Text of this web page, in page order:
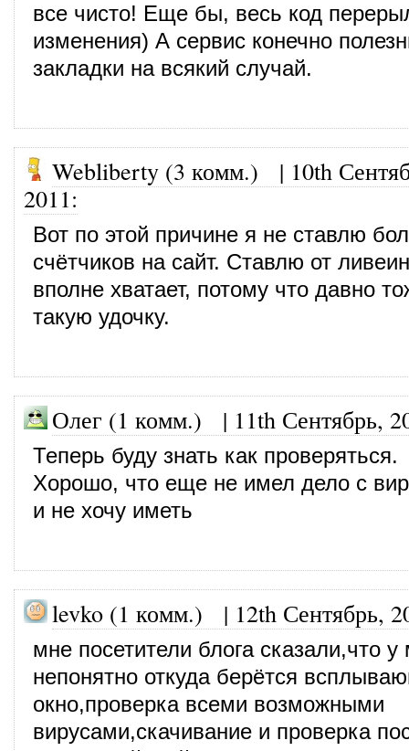
все чисто! Еще бы, весь код
изменения) А сервис конечно
закладки на всякий случай.
Webliberty (3 комм.) | 10th
2011:
Вот по этой причине я не ставлю
счётчиков на сайт. Ставлю от
вполне хватает, потому что давно
такую удочку.
Олег (1 комм.) | 11th Сентябрь,
Теперь буду знать как проверяться.
Хорошо, что еще не имел дело с
и не хочу иметь
levko (1 комм.) | 12th Сентябрь,
мне посетители блога сказали,что у
непонятно откуда берётся
окно,проверка всеми возможными
вирусами,скачивание и проверка